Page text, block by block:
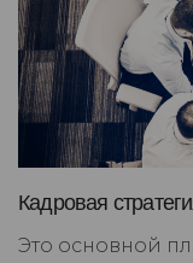
Кадровая
Это основной